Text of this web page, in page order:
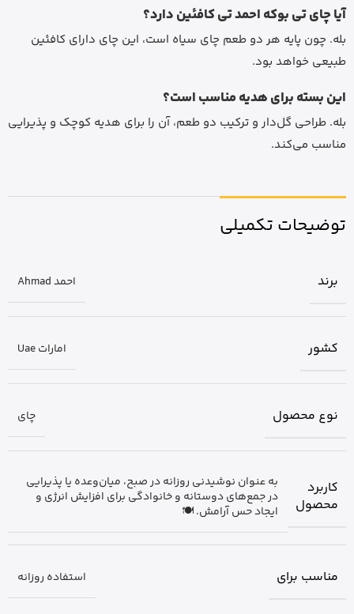
آیا چای تی بوکه احمد تی کافئین دارد؟
بله. چون پایه هر دو طعم چای سیاه است، این چای دارای کافئین
طبیعی خواهد بود.
این بسته برای هدیه مناسب است؟
بله. طراحی گل‌دار و ترکیب دو طعم، آن را برای هدیه کوچک و پذیرایی
مناسب می‌کند.
توضیحات تکمیلی
برند احمد Ahmad
کشور امارات Uae
نوع محصول چای
کاربرد
محصول
به عنوان نوشیدنی روزانه در صبح، میان‌وعده یا پذیرایی
در جمع‌های دوستانه و خانوادگی برای افزایش انرژی و
ایجاد حس آرامش. 🍽️
مناسب برای استفاده روزانه